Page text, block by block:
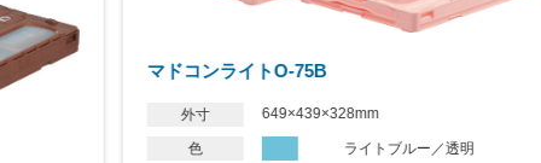
マドコンライトO-75B
649×439×328mm
ライトブルー／透明